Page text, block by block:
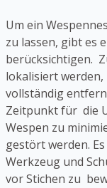
Um ein
zu lassen, gibt es
berücksichtigen.
lokalisiert werden,
vollständig
Zeitpunkt für die
Wespen zu
gestört werden.
Werkzeug und
vor Stichen zu